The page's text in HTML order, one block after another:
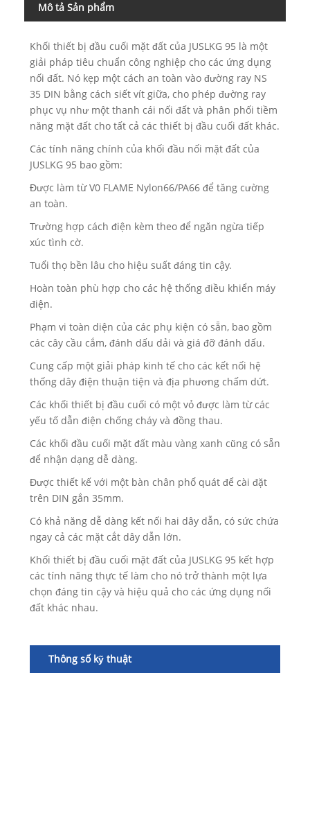
Mô tả Sản phẩm
Khối thiết bị đầu cuối mặt đất của JUSLKG 95 là một
giải pháp tiêu chuẩn công nghiệp cho các ứng dụng
nối đất. Nó kẹp một cách an toàn vào đường ray NS
35 DIN bằng cách siết vít giữa, cho phép đường ray
phục vụ như một thanh cái nối đất và phân phối tiềm
năng mặt đất cho tất cả các thiết bị đầu cuối đất khác.
Các tính năng chính của khối đầu nối mặt đất của
JUSLKG 95 bao gồm:
Được làm từ V0 FLAME Nylon66/PA66 để tăng cường
an toàn.
Trường hợp cách điện kèm theo để ngăn ngừa tiếp
xúc tình cờ.
Tuổi thọ bền lâu cho hiệu suất đáng tin cậy.
Hoàn toàn phù hợp cho các hệ thống điều khiển máy
điện.
Phạm vi toàn diện của các phụ kiện có sẵn, bao gồm
các cây cầu cắm, đánh dấu dải và giá đỡ đánh dấu.
Cung cấp một giải pháp kinh tế cho các kết nối hệ
thống dây điện thuận tiện và địa phương chấm dứt.
Các khối thiết bị đầu cuối có một vỏ được làm từ các
yếu tố dẫn điện chống cháy và đồng thau.
Các khối đầu cuối mặt đất màu vàng xanh cũng có sẵn
để nhận dạng dễ dàng.
Được thiết kế với một bàn chân phổ quát để cài đặt
trên DIN gắn 35mm.
Có khả năng dễ dàng kết nối hai dây dẫn, có sức chứa
ngay cả các mặt cắt dây dẫn lớn.
Khối thiết bị đầu cuối mặt đất của JUSLKG 95 kết hợp
các tính năng thực tế làm cho nó trở thành một lựa
chọn đáng tin cậy và hiệu quả cho các ứng dụng nối
đất khác nhau.
Thông số kỹ thuật